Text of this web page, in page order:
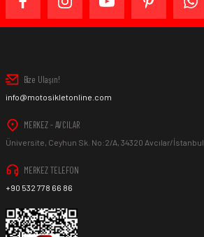
Bize Ulaşın!
info@motosikletonline.com
MERKEZ - AVCILAR
Üniversite, Ceyhun Sk. No:2/A, 34320 Avcılar/İstanbul
MERKEZ TELEFON
+90 532 778 66 86